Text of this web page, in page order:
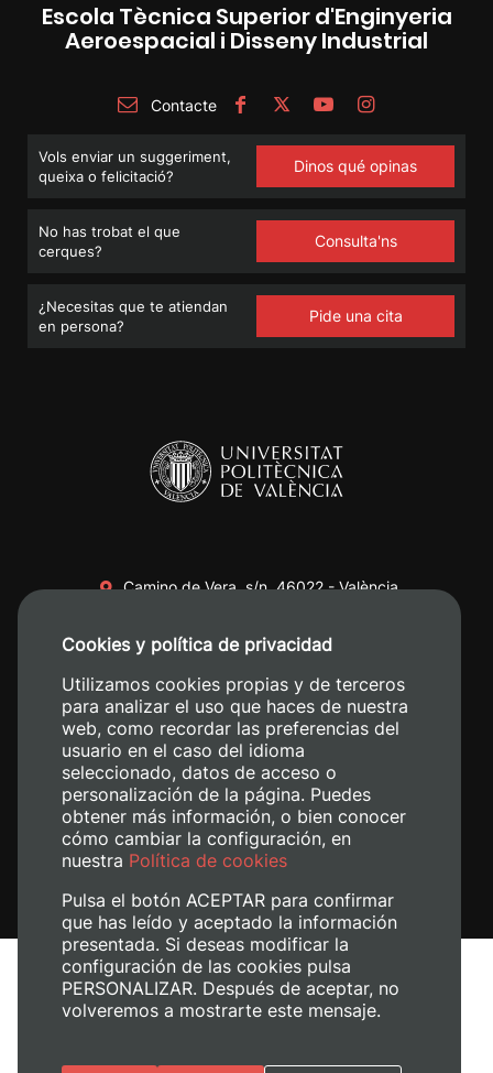
Escola Tècnica Superior d'Enginyeria
Aeroespacial i Disseny Industrial
Contacte
Vols enviar un suggeriment,
queixa o felicitació?
Dinos qué opinas
No has trobat el que
cerques?
Consulta'ns
¿Necesitas que te atiendan
en persona?
Pide una cita
Camino de Vera, s/n. 46022 - València
+34 620 04 00 50
Avís legal
Política de cookies
Gestiona les galetes
Cookies y política de privacidad
Utilizamos cookies propias y de terceros
para analizar el uso que haces de nuestra
web, como recordar las preferencias del
usuario en el caso del idioma
seleccionado, datos de acceso o
personalización de la página. Puedes
obtener más información, o bien conocer
cómo cambiar la configuración, en
nuestra Política de cookies
Pulsa el botón ACEPTAR para confirmar
que has leído y aceptado la información
presentada. Si deseas modificar la
configuración de las cookies pulsa
PERSONALIZAR. Después de aceptar, no
volveremos a mostrarte este mensaje.